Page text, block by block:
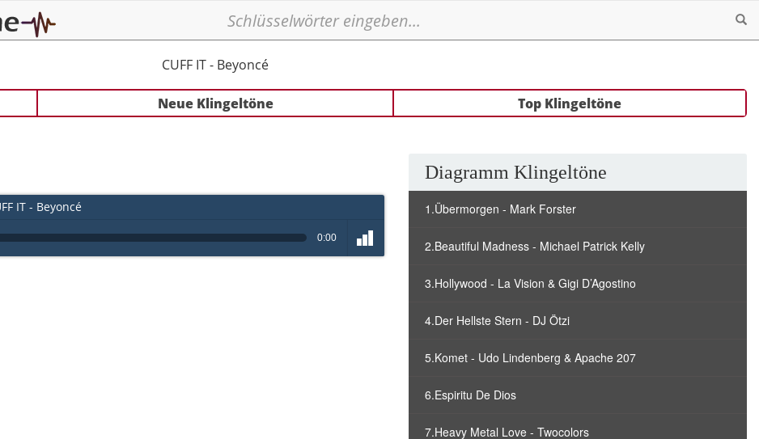
CUFF IT - Beyoncé
Neue Klingeltöne Top Klingeltöne
IT - Beyoncé
0:00
Diagramm Klingeltöne
1.Übermorgen - Mark Forster
2.Beautiful Madness - Michael Patrick Kelly
3.Hollywood - La Vision & Gigi D’Agostino
4.Der Hellste Stern - DJ Ötzi
5.Komet - Udo Lindenberg & Apache 207
6.Espiritu De Dios
7.Heavy Metal Love - Twocolors